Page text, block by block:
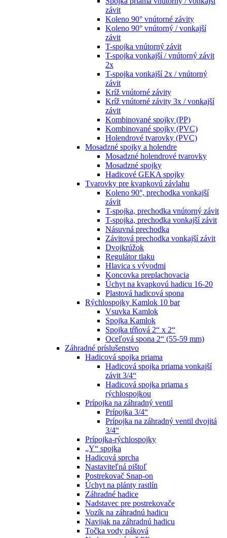
závit
Koleno 90° vnútorné závity
Koleno 90° vnútorný / vonkajší
závit
T-spojka vnútorný závit
T-spojka vonkajší / vnútorný závit
2x
T-spojka vonkajší 2x / vnútorný
závit
Kríž vnútorné závity
Kríž vnútorné závity 3x / vonkajší
závit
Kombinované spojky (PP)
Kombinované spojky (PVC)
Holendrové tvarovky (PVC)
Mosadzné spojky a holendre
Mosadzné holendrové tvarovky
Mosadzné spojky
Hadicové GEKA spojky
Tvarovky pre kvapkovú závlahu
Koleno 90°, prechodka vonkajší
závit
T-spojka, prechodka vnútorný závit
T-spojka, prechodka vonkajší závit
Násuvná prechodka
Závitová prechodka vonkajší závit
Dvojkrúžok
Regulátor tlaku
Hlavica s vývodmi
Koncovka preplachovacia
Úchyt na kvapkovú hadicu 16-20
Plastová hadicová spona
Rýchlospojky Kamlok 10 bar
Vsuvka Kamlok
Spojka Kamlok
Spojka tŕňová 2“ x 2“
Oceľová spona 2“ (55-59 mm)
Záhradné príslušenstvo
Hadicová spojka priama
Hadicová spojka priama vonkajší
závit 3/4“
Hadicová spojka priama s
rýchlospojkou
Prípojka na záhradný ventil
Prípojka 3/4“
Prípojka na záhradný ventil dvojitá
3/4“
Prípojka-rýchlospojky
„Y“ spojka
Hadicová sprcha
Nastaviteľná pištoľ
Postrekovač Snap-on
Úchyt na plánty rastlín
Záhradné hadice
Nadstavec pre postrekovače
Vozík na záhradnú hadicu
Navijak na záhradnú hadicu
Točka vody páková